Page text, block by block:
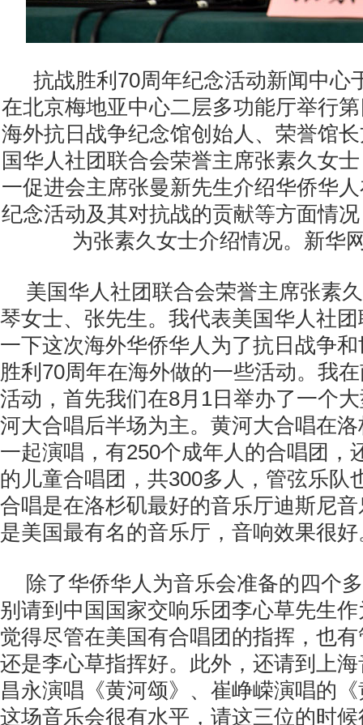
抗战胜利70周年纪念活动新闻中心
在北京梅地亚中心二层多功能厅举行
海外抗日战争纪念馆创始人、荣誉馆
国华人社团联合会荣誉主席张素久女
一促进会主席张曼新先生介绍华侨华
纪念活动及其对抗战的贡献等方面情
为张素久女士介绍情况。新华
美国华人社团联合会荣誉主席张素
琴女士、张先生。我代表美国华人社
一下这次海外华侨华人为了抗日战争
胜利70周年在海外做的一些活动。我
活动，首先我们在8月1日举办了一个
河大合唱后半场为主。黄河大合唱在
一起演唱，有250个成年人的合唱团，
的儿童合唱团，共300多人，管弦乐队
合唱是在洛杉矶最好的音乐厅迪斯尼
是美国最有名的音乐厅，音响效果很好
除了华侨华人为音乐会准备的四个
别请到中国国家交响乐团李心草先生
觉得尽管在美国有合唱团的指挥，也
还是李心草指挥好。此外，还请到上
昌永演唱《黄河颂》、崔峥嵘演唱的
这场音乐会很有水平，请这三位的时